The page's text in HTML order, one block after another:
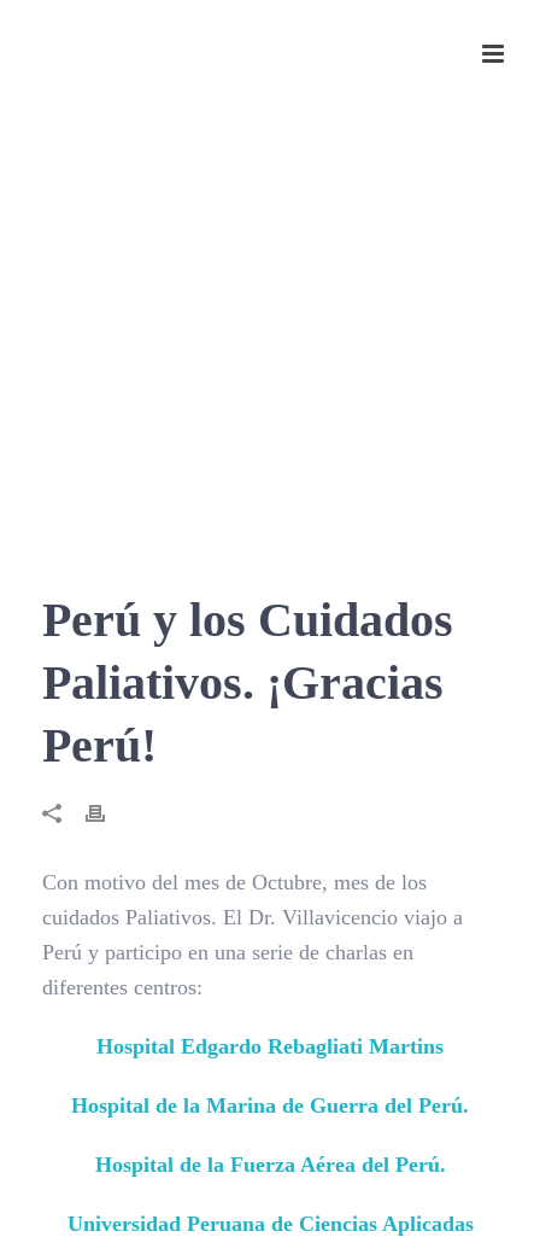
Perú y los Cuidados
Paliativos. ¡Gracias
Perú!
Con motivo del mes de Octubre, mes de los
cuidados Paliativos. El Dr. Villavicencio viajo a
Perú y participo en una serie de charlas en
diferentes centros:
Hospital Edgardo Rebagliati Martins
Hospital de la Marina de Guerra del Perú.
Hospital de la Fuerza Aérea del Perú.
Universidad Peruana de Ciencias Aplicadas